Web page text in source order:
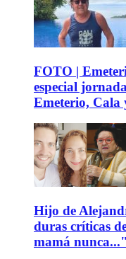
FOTO |
especial
Emeterio, Cala
Hijo de
duras críticas
mamá nunca..."